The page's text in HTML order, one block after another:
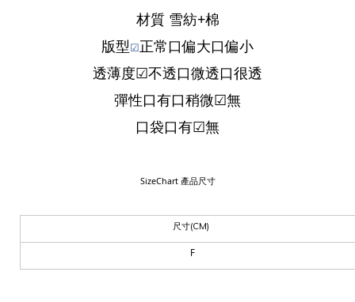
材質 雪紡+棉
版型☑正常口偏大口偏小
透薄度☑不透口微透口很透
彈性口有口稍微☑無
口袋口有☑無
SizeChart 產品尺寸
尺寸(CM)
F